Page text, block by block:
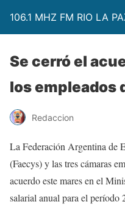
106.1 MHZ FM RIO LA
Se cerró el
los empleados
Redaccion
La Federación Argentina de
(Faecys) y las tres cámaras
acuerdo este mares en el
salarial anual para el período